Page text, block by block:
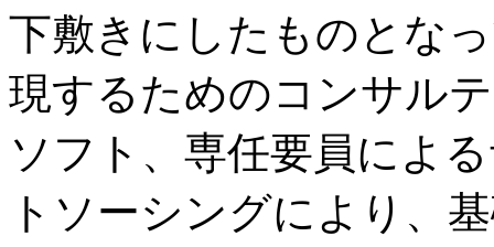
下敷きにしたものとな
現するためのコンサル
ソフト、専任要員によ
トソーシングにより、